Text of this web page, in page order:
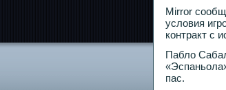
Mirror
условия
контракт с
Пабло
пас.